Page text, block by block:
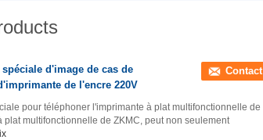
d'image de cas de
de l'encre 220V
Contact
pour téléphoner l'imprimante à plat multifonctionnelle de
multifonctionnelle de ZKMC, peut non seulement